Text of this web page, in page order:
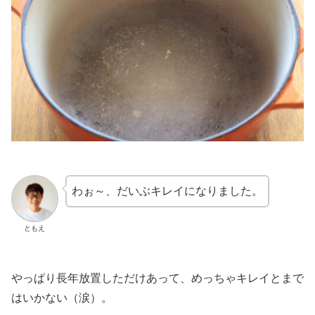
ともえ
わぉ～、だいぶキレイになりました。
やっぱり長年放置しただけあって、めっちゃキレイとまで
はいかない（涙）。